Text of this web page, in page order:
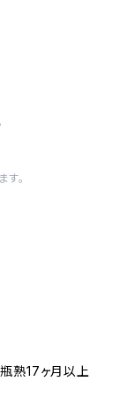
。
熟17ヶ月以上